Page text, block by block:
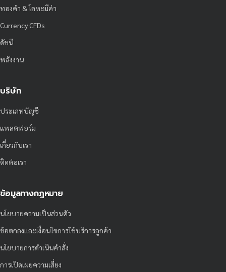
ทองคำ & โลหะมีค่า
Currency CFDs
ดัชนี
พลังงาน
บริษัท
ประเภทบัญชี
แพลตฟอร์ม
เกี่ยวกับเรา
ติดต่อเรา
ข้อมูลทางกฎหมาย
นโยบายความเป็นส่วนตัว
ข้อตกลงและเงื่อนไขการใช้บริการลูกค้า
นโยบายการดำเนินคำสั่ง
การเปิดเผยความเสี่ยง